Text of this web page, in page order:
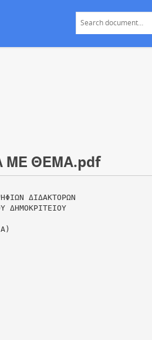
ΜΕ ΘΕΜΑ.pdf
ΔΙΔΑΚΤΟΡΩΝ
ΔΗΜΟΚΡΙΤΕΙΟΥ